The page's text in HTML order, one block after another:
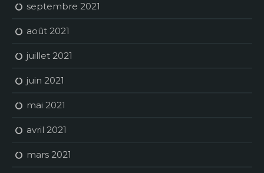
septembre 2021
août 2021
juillet 2021
juin 2021
mai 2021
avril 2021
mars 2021